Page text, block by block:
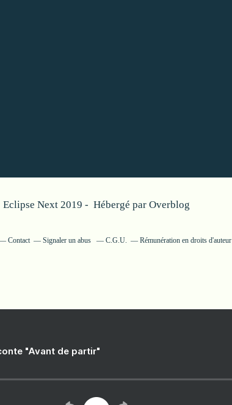
Eclipse Next 2019 - Hébergé par Overblog
Contact Signaler un abus C.G.U. Rémunération en droits d'auteur
"Avant de partir"